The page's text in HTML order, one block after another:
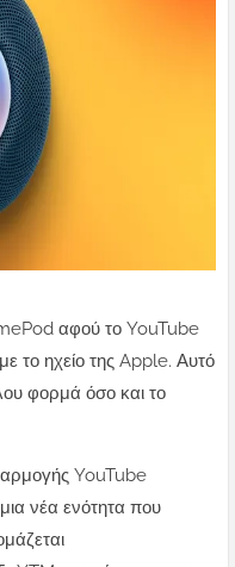
αφού το YouTube
το ηχείο της Apple. Αυτό
φορμά όσο και το
YouTube
μια νέα ενότητα που